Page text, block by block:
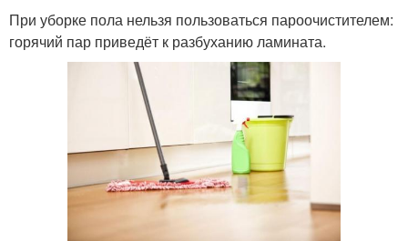
При уборке пола нельзя пользоваться пароочистителем:
горячий пар приведёт к разбуханию ламината.